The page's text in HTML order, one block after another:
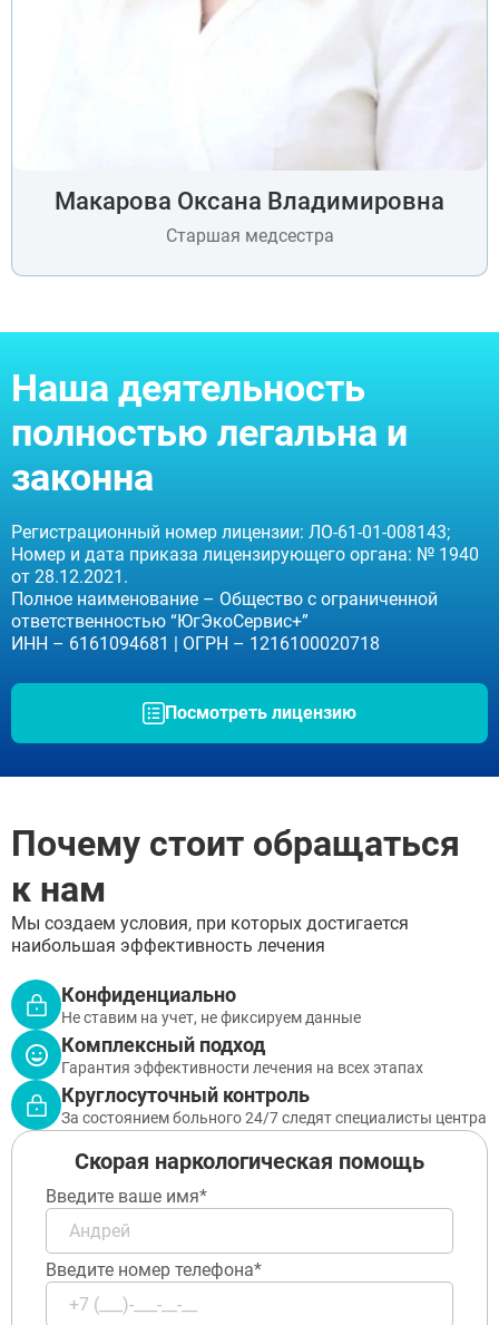
Макарова Оксана Владимировна
Старшая медсестра
Наша деятельность
полностью легальна и
законна
Регистрационный номер лицензии: ЛО-61-01-008143;
Номер и дата приказа лицензирующего органа: № 1940
от 28.12.2021.
Полное наименование – Общество с ограниченной
ответственностью “ЮгЭкоСервис+”
ИНН – 6161094681 | ОГРН – 1216100020718
Посмотреть лицензию
Почему стоит обращаться
к нам
Мы создаем условия, при которых достигается
наибольшая эффективность лечения
Конфиденциально
Не ставим на учет, не фиксируем данные
Комплексный подход
Гарантия эффективности лечения на всех этапах
Круглосуточный контроль
За состоянием больного 24/7 следят специалисты центра
Скорая наркологическая помощь
Введите ваше имя*
Введите номер телефона*